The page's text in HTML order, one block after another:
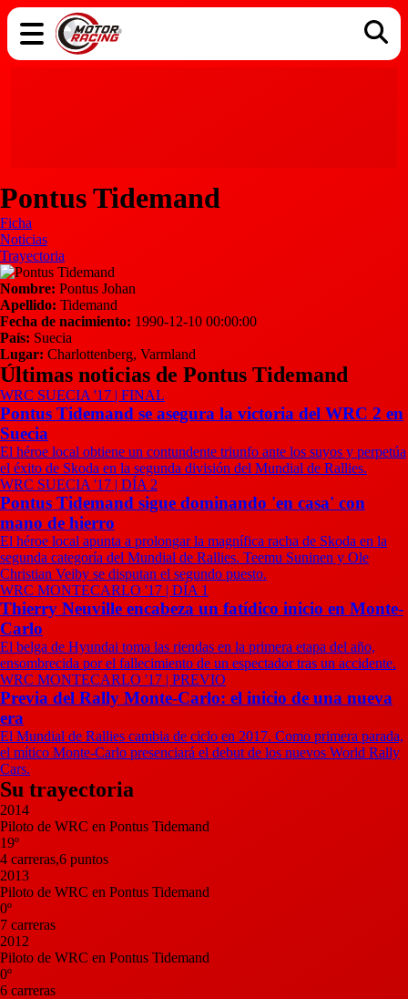
Pontus Tidemand
Ficha
Noticias
Trayectoria
Nombre: Pontus Johan
Apellido: Tidemand
Fecha de nacimiento: 1990-12-10 00:00:00
País: Suecia
Lugar: Charlottenberg, Varmland
Últimas noticias de Pontus Tidemand
WRC SUECIA '17 | FINAL
Pontus Tidemand se asegura la victoria del WRC 2 en
Suecia
El héroe local obtiene un contundente triunfo ante los suyos y perpetúa
el éxito de Skoda en la segunda división del Mundial de Rallies.
WRC SUECIA '17 | DÍA 2
Pontus Tidemand sigue dominando 'en casa' con
mano de hierro
El héroe local apunta a prolongar la magnífica racha de Skoda en la
segunda categoría del Mundial de Rallies. Teemu Suninen y Ole
Christian Veiby se disputan el segundo puesto.
WRC MONTECARLO '17 | DÍA 1
Thierry Neuville encabeza un fatídico inicio en Monte-
Carlo
El belga de Hyundai toma las riendas en la primera etapa del año,
ensombrecida por el fallecimiento de un espectador tras un accidente.
WRC MONTECARLO '17 | PREVIO
Previa del Rally Monte-Carlo: el inicio de una nueva
era
El Mundial de Rallies cambia de ciclo en 2017. Como primera parada,
el mítico Monte-Carlo presenciará el debut de los nuevos World Rally
Cars.
Su trayectoria
2014
Piloto de WRC en Pontus Tidemand
19º
4 carreras,6 puntos
2013
Piloto de WRC en Pontus Tidemand
0º
7 carreras
2012
Piloto de WRC en Pontus Tidemand
0º
6 carreras